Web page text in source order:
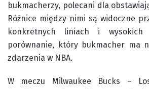
bukmacherzy, polecani dla
Różnice między nimi są widoczne
konkretnych liniach i wysokich
porównanie, który bukmacher ma
zdarzenia w NBA.
W meczu Milwaukee Bucks –